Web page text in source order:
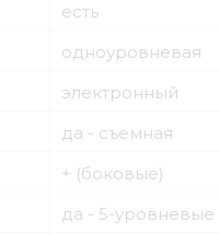
есть
одноуровневая
электронный
да - съемная
+ (боковые)
да - 5-уровневые